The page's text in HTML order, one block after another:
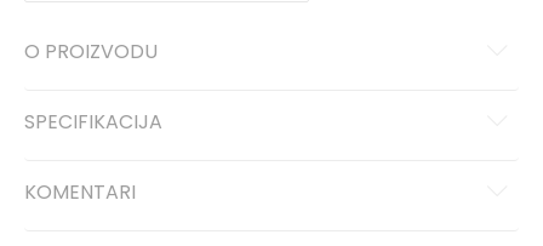
O PROIZVODU
SPECIFIKACIJA
KOMENTARI